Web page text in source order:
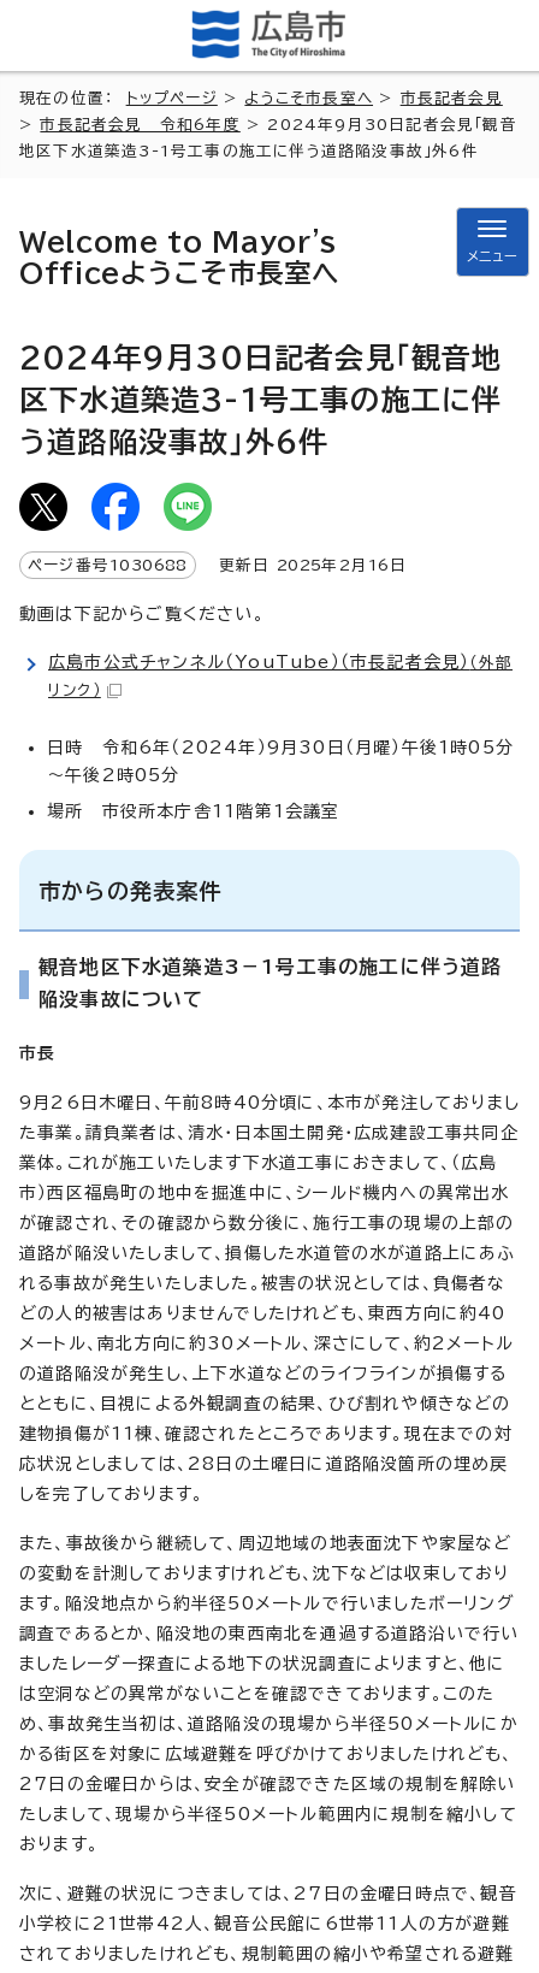
現在の位置： トップページ > ようこそ市長室へ > 市長記者会見
>市長記者会見 令和6年度
> 2024年9月30日記者会見「観音
地区下水道築造3-1号工事の施工に伴う道路陥没事故」外6件
Welcome to Mayor's
Officeようこそ市長室へ
メニュー
2024年9月30日記者会見「観音地
区下水道築造3-1号工事の施工に伴
う道路陥没事故」外6件
ページ番号 1030688 更新日 2025年2月 16 日
動画は下記からご覧ください。
広島市公式チャンネル（YouTube）（市長記者会見） （外部
リンク）
日時 令和6年（2024年）9月30日（月曜）午後1時05分
～午後2時05分
場所 市役所本庁舎11階第1会議室
市からの発表案件
観音地区下水道築造3－1号工事の施工に伴う道路
陥没事故について
市長
9月26日木曜日、午前8時40分頃に、本市が発注しておりまし
た事業。請負業者は、清水・日本国土開発・広成建設工事共同企
業体。これが施工いたします下水道工事におきまして、（広島
市）西区福島町の地中を掘進中に、シールド機内への異常出水
が確認され、その確認から数分後に、施行工事の現場の上部の
道路が陥没いたしまして、損傷した水道管の水が道路上にあふ
れる事故が発生いたしました。被害の状況としては、負傷者な
どの人的被害はありませんでしたけれども、東西方向に約40
メートル、南北方向に約30メートル、深さにして、約2メートル
の道路陥没が発生し、上下水道などのライフラインが損傷する
とともに、目視による外観調査の結果、ひび割れや傾きなどの
建物損傷が11棟、確認されたところであります。現在までの対
応状況としましては、28日の土曜日に道路陥没箇所の埋め戻
しを完了しております。
また、事故後から継続して、周辺地域の地表面沈下や家屋など
の変動を計測しておりますけれども、沈下などは収束しており
ます。陥没地点から約半径50メートルで行いましたボーリング
調査であるとか、陥没地の東西南北を通過する道路沿いで行い
ましたレーダー探査による地下の状況調査によりますと、他に
は空洞などの異常がないことを確認できております。このた
め、事故発生当初は、道路陥没の現場から半径50メートルにか
かる街区を対象に広域避難を呼びかけておりましたけれども、
27日の金曜日からは、安全が確認できた区域の規制を解除い
たしまして、現場から半径50メートル範囲内に規制を縮小して
おります。
次に、避難の状況につきましては、27日の金曜日時点で、観音
小学校に21世帯42人、観音公民館に6世帯11人の方が避難
されておりましたけれども、規制範囲の縮小や希望される避難